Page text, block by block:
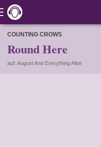
COUNTING CROWS
Round Here
auf: August And Everything After